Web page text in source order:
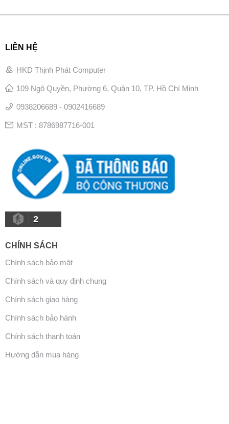
LIÊN HỆ
HKD Thịnh Phát Computer
109 Ngô Quyền, Phường 6, Quận 10, TP. Hồ Chí Minh
0938206689 - 0902416689
MST : 8786987716-001
2
CHÍNH SÁCH
Chính sách bảo mật
Chính sách và quy định chung
Chính sách giao hàng
Chính sách bảo hành
Chính sách thanh toán
Hướng dẫn mua hàng